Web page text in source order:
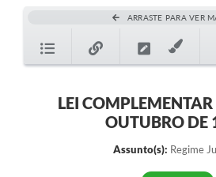
ARRASTE PARA VER
LEI
OUTUBRO DE
Assunto(s): Regime